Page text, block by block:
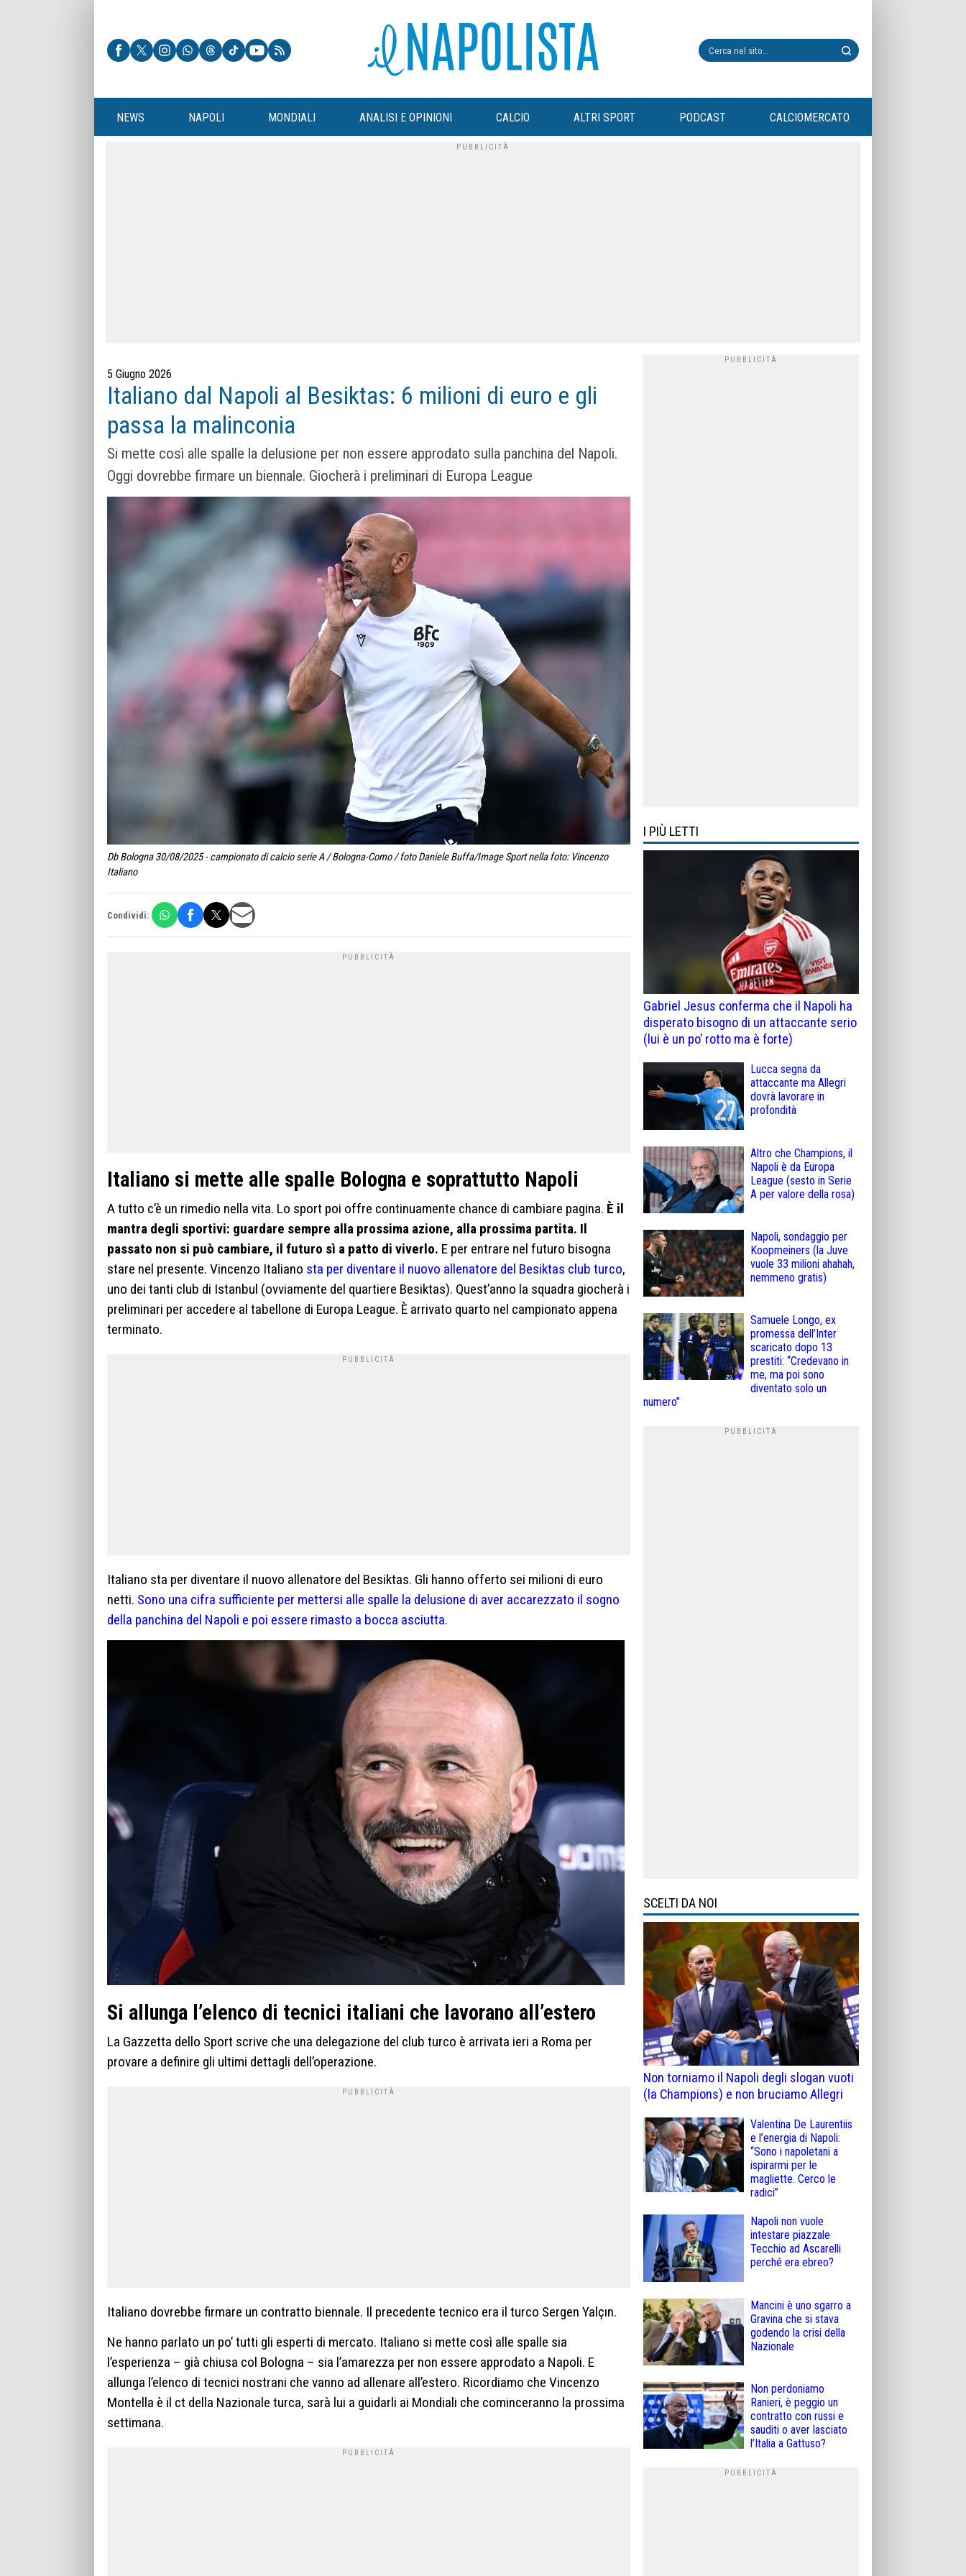
NEWS NAPOLI MONDIALI ANALISI E OPINIONI CALCIO ALTRI SPORT PODCAST CALCIOMERCATO
5 Giugno 2026
Italiano dal Napoli al Besiktas: 6 milioni di euro e gli
passa la malinconia
Si mette così alle spalle la delusione per non essere approdato sulla panchina del Napoli.
Oggi dovrebbe firmare un biennale. Giocherà i preliminari di Europa League
Db Bologna 30/08/2025 - campionato di calcio serie A / Bologna-Como / foto Daniele Buffa/Image Sport nella foto: Vincenzo
Italiano
Condividi:
Italiano si mette alle spalle Bologna e soprattutto Napoli
A tutto c’è un rimedio nella vita. Lo sport poi offre continuamente chance di cambiare pagina. È il
mantra degli sportivi: guardare sempre alla prossima azione, alla prossima partita. Il
passato non si può cambiare, il futuro sì a patto di viverlo. E per entrare nel futuro bisogna
stare nel presente. Vincenzo Italiano sta per diventare il nuovo allenatore del Besiktas club turco,
uno dei tanti club di Istanbul (ovviamente del quartiere Besiktas). Quest’anno la squadra giocherà i
preliminari per accedere al tabellone di Europa League. È arrivato quarto nel campionato appena
terminato.
Italiano sta per diventare il nuovo allenatore del Besiktas. Gli hanno offerto sei milioni di euro
netti. Sono una cifra sufficiente per mettersi alle spalle la delusione di aver accarezzato il sogno
della panchina del Napoli e poi essere rimasto a bocca asciutta.
Si allunga l’elenco di tecnici italiani che lavorano all’estero
La Gazzetta dello Sport scrive che una delegazione del club turco è arrivata ieri a Roma per
provare a definire gli ultimi dettagli dell’operazione.
Italiano dovrebbe firmare un contratto biennale. Il precedente tecnico era il turco Sergen Yalçın.
Ne hanno parlato un po’ tutti gli esperti di mercato. Italiano si mette così alle spalle sia
l’esperienza – già chiusa col Bologna – sia l’amarezza per non essere approdato a Napoli. E
allunga l’elenco di tecnici nostrani che vanno ad allenare all’estero. Ricordiamo che Vincenzo
Montella è il ct della Nazionale turca, sarà lui a guidarli ai Mondiali che cominceranno la prossima
settimana.
I PIÙ LETTI
Gabriel Jesus conferma che il Napoli ha
disperato bisogno di un attaccante serio
(lui è un po’ rotto ma è forte)
Lucca segna da
attaccante ma Allegri
dovrà lavorare in
profondità
Altro che Champions, il
Napoli è da Europa
League (sesto in Serie
A per valore della rosa)
Napoli, sondaggio per
Koopmeiners (la Juve
vuole 33 milioni ahahah,
nemmeno gratis)
Samuele Longo, ex
promessa dell’Inter
scaricato dopo 13
prestiti: “Credevano in
me, ma poi sono
diventato solo un
numero”
SCELTI DA NOI
Non torniamo il Napoli degli slogan vuoti
(la Champions) e non bruciamo Allegri
Valentina De Laurentiis
e l’energia di Napoli:
“Sono i napoletani a
ispirarmi per le
magliette. Cerco le
radici”
Napoli non vuole
intestare piazzale
Tecchio ad Ascarelli
perché era ebreo?
Mancini è uno sgarro a
Gravina che si stava
godendo la crisi della
Nazionale
Non perdoniamo
Ranieri, è peggio un
contratto con russi e
sauditi o aver lasciato
l’Italia a Gattuso?